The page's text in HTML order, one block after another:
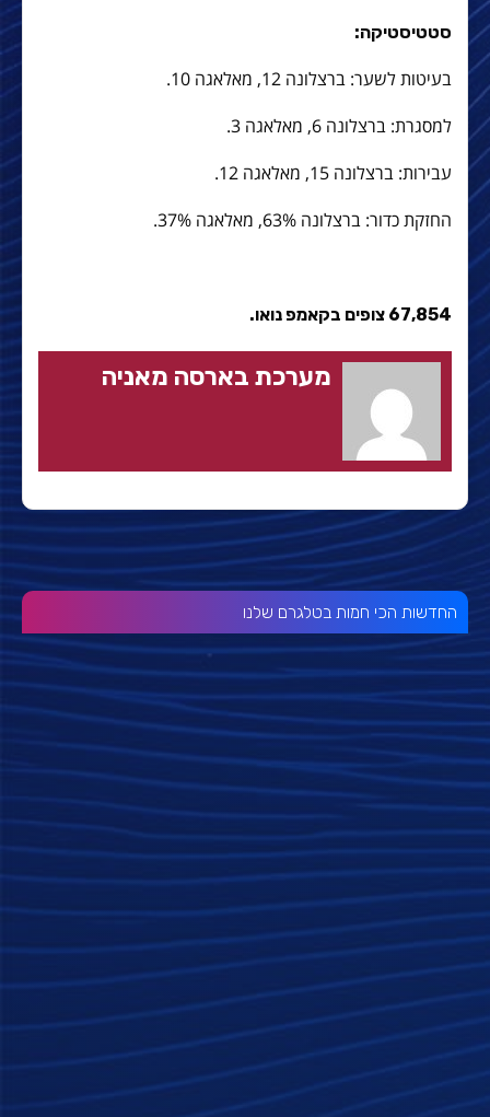
סטטיסטיקה:
בעיטות לשער: ברצלונה 12, מאלאגה 10.
למסגרת: ברצלונה 6, מאלאגה 3.
עבירות: ברצלונה 15, מאלאגה 12.
החזקת כדור: ברצלונה 63%, מאלאגה 37%.
67,854 צופים בקאמפ נואו.
מערכת בארסה מאניה
החדשות הכי חמות בטלגרם שלנו